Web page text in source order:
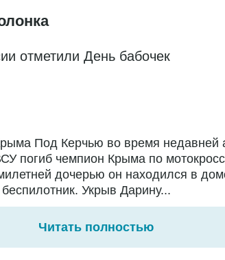
отметили День бабочек
Под Керчью во время недавней
погиб чемпион Крыма по
дочерью он находился в
Укрыв Дарину...
Читать полностью